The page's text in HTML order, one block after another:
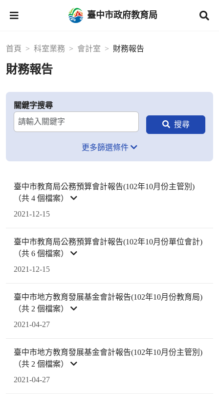
臺中市政府教育局
首頁 科室業務 會計室 財務報告
財務報告
關鍵字搜尋
更多篩選條件
臺中市教育局公務預算會計報告(102年10月份主管別)
（共 4 個檔案）
2021-12-15
臺中市教育局公務預算會計報告(102年10月份單位會計)
（共 6 個檔案）
2021-12-15
臺中市地方教育發展基金會計報告(102年10月份教育局)
（共 2 個檔案）
2021-04-27
臺中市地方教育發展基金會計報告(102年10月份主管別)
（共 2 個檔案）
2021-04-27